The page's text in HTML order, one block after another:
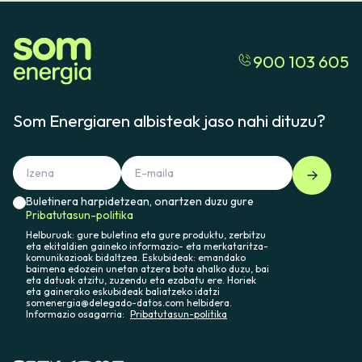
900 103 605
Som Energiaren albisteak jaso nahi dituzu?
Buletinera harpidetzean, onartzen duzu gure
Pribatutasun-politika
Helburuak: gure buletina eta gure produktu, zerbitzu
eta ekitaldien gaineko informazio- eta merkataritza-
komunikazioak bidaltzea. Eskubideak: emandako
baimena edozein unetan atzera bota ahalko duzu, bai
eta datuak atzitu, zuzendu eta ezabatu ere. Horiek
eta gainerako eskubideak baliatzeko idatzi
somenergia@delegado-datos.com helbidera.
Informazio osagarria: Pribatutasun-politika